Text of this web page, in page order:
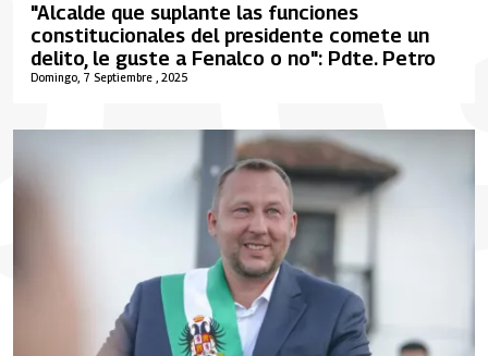
Domingo, 7 Septiembre , 2025
"Alcalde que suplante las funciones
constitucionales del presidente comete un
delito, le guste a Fenalco o no": Pdte. Petro